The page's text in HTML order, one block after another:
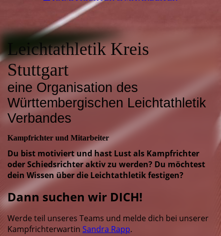
Leichtathletik Kreis
Stuttgart
eine Organisation des
Württembergischen Leichtathletik
Verbandes
Kampfrichter und Mitarbeiter
Du bist motiviertund hast Lust als Kampfrichter
oder Schiedsrichter aktiv zu werden? Du möchtest
dein Wissen über die Leichtathletik festigen?
Dann suchen wir DICH!
Werde teil unseres Teams und melde dich bei unserer
Kampfrichterwartin Sandra Rapp.